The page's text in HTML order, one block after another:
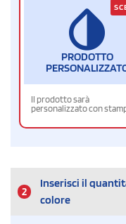
PRODOTTO
Il prodotto sarà
personalizzato con
2
Inserisci il
colore